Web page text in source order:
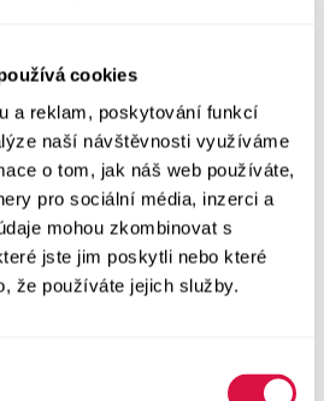
cookies
a reklam, poskytování funkcí
naší návštěvnosti využíváme
o tom, jak náš web používáte,
pro sociální média, inzerci a
mohou zkombinovat s
jste jim poskytli nebo které
že používáte jejich služby.
sukně
Šaty a sukně
Letní šaty